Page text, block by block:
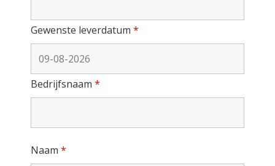
Gewenste leverdatum *
Bedrijfsnaam *
Naam *